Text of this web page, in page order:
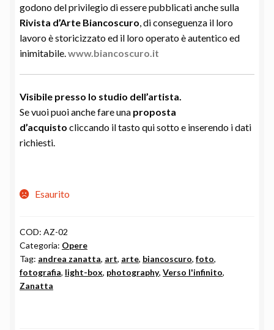
godono del privilegio di essere pubblicati anche sulla
Rivista d’Arte Biancoscuro , di conseguenza il loro
lavoro è storicizzato ed il loro operato è autentico ed
inimitabile. www.biancoscuro.it
Visibile presso lo studio dell’artista.
Se vuoi puoi anche fare una proposta
d’acquisto cliccando il tasto qui sotto e inserendo i dati
richiesti.
Esaurito
COD: AZ-02
Categoria: Opere
Tag: andrea zanatta, art, arte, biancoscuro, foto,
fotografia, light-box, photography, Verso l'infinito,
Zanatta